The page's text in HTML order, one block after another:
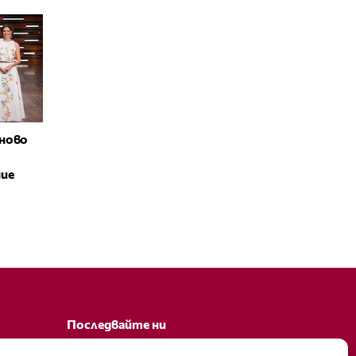
Последвайте ни